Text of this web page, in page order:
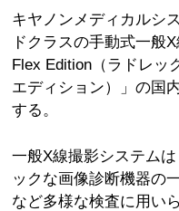
キヤノンメディカルシ
ドクラスの手動式一般
Flex Edition（ラドレッ
エディション）」の国
する。
一般X線撮影システム
ックな画像診断機器の
など多様な検査に用い